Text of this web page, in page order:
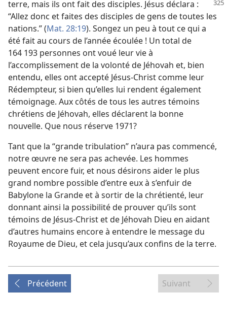
terre, mais ils ont fait des disciples. Jésus déclara :
“Allez donc et faites des disciples de gens de toutes les
nations.” (Mat. 28:19). Songez un peu à tout ce qui a
été fait au cours de l’année écoulée ! Un total de
164 193 personnes ont voué leur vie à
l’accomplissement de la volonté de Jéhovah et, bien
entendu, elles ont accepté Jésus-Christ comme leur
Rédempteur, si bien qu’elles lui rendent également
témoignage. Aux côtés de tous les autres témoins
chrétiens de Jéhovah, elles déclarent la bonne
nouvelle. Que nous réserve 1971?
Tant que la “grande tribulation” n’aura pas commencé,
notre œuvre ne sera pas achevée. Les hommes
peuvent encore fuir, et nous désirons aider le plus
grand nombre possible d’entre eux à s’enfuir de
Babylone la Grande et à sortir de la chrétienté, leur
donnant ainsi la possibilité de prouver qu’ils sont
témoins de Jésus-Christ et de Jéhovah Dieu en aidant
d’autres humains encore à entendre le message du
Royaume de Dieu, et cela jusqu’aux confins de la terre.
Précédent Suivant